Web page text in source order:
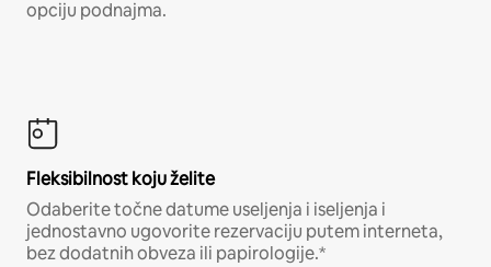
opciju podnajma.
Fleksibilnost koju želite
Odaberite točne datume useljenja i iseljenja i
jednostavno ugovorite rezervaciju putem interneta,
bez dodatnih obveza ili papirologije.*